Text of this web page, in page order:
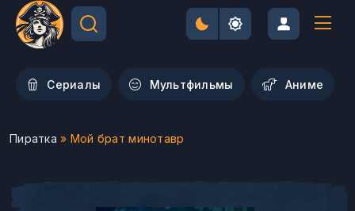
Сериалы Мультфильмы Aниме
Пиратка » Мой брат минотавр